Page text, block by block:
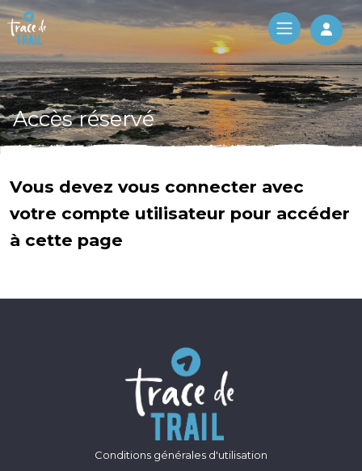
Log
Accès réservé
Vous devez vous connecter avec
votre compte utilisateur pour accéder
à cette page
Conditions générales d'utilisation